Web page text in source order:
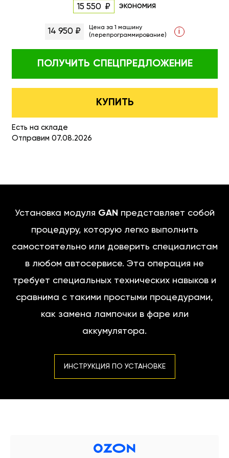
15 550 экономия
14 950 ₽
Цена за 1 машину
(перепрограммирование)
i
ПОЛУЧИТЬ СПЕЦПРЕДЛОЖЕНИЕ
КУПИТЬ
Есть на складе
Отправим 07.08.2026
Установка модуля GAN представляет собой
процедуру, которую легко выполнить
самостоятельно или доверить специалистам
в любом автосервисе. Эта операция не
требует специальных технических навыков и
сравнима с такими простыми процедурами,
как замена лампочки в фаре или
аккумулятора.
ИНСТРУКЦИЯ ПО УСТАНОВКЕ